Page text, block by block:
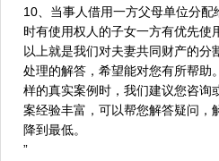
10、当事人借用一方父母单位分
时有使用权人的子女一方有优先使
以上就是我们对夫妻共同财产的分
处理的解答，希望能对您有所帮助
样的真实案例时，我们建议您咨询
案经验丰富，可以帮您解答疑问，
降到最低。
”